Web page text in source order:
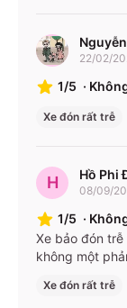
22/02/
1/5 ·
Xe đón rất trễ
H Hồ Phi
08/09/
1/5 ·
Xe bảo đón
không một
Xe đón rất trễ